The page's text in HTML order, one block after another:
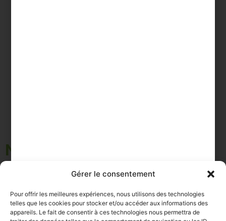
Gérer le consentement
Pour offrir les meilleures expériences, nous utilisons des technologies
telles que les cookies pour stocker et/ou accéder aux informations des
appareils. Le fait de consentir à ces technologies nous permettra de
Newsletter LVD
Inscrivez vous pour recevoir toutes nos